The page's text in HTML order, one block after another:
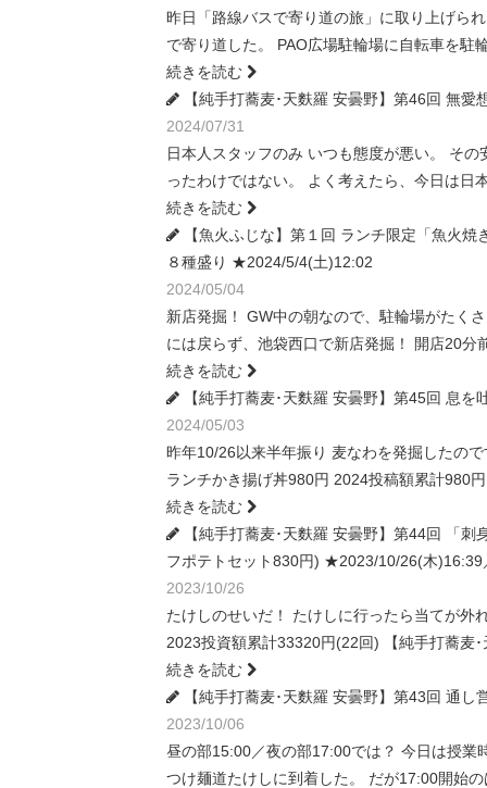
昨日「路線バスで寄り道の旅」に取り上げら
で寄り道した。 PAO広場駐輪場に自転車を
続きを読む
【純手打蕎麦･天麩羅 安曇野】第46回 無
2024/07/31
日本人スタッフのみ いつも態度が悪い。 そ
ったわけではない。 よく考えたら、今日は
続きを読む
【魚火ふじな】第１回 ランチ限定「魚火
８種盛り ★2024/5/4(土)12:02
2024/05/04
新店発掘！ GW中の朝なので、駐輪場がたく
には戻らず、池袋西口で新店発掘！ 開店20
続きを読む
【純手打蕎麦･天麩羅 安曇野】第45回 息
2024/05/03
昨年10/26以来半年振り 麦なわを発掘したの
ランチかき揚げ丼980円 2024投稿額累計980
続きを読む
【純手打蕎麦･天麩羅 安曇野】第44回 「
フポテトセット830円) ★2023/10/26(木)16:39
2023/10/26
たけしのせいだ！ たけしに行ったら当てが外
2023投資額累計33320円(22回) 【純手打蕎
続きを読む
【純手打蕎麦･天麩羅 安曇野】第43回 通
2023/10/06
昼の部15:00／夜の部17:00では？ 今日は授業
つけ麺道たけしに到着した。 だが17:00開始